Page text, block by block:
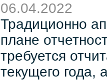
06.04.2022
Традиционно
плане
требуется
текущего